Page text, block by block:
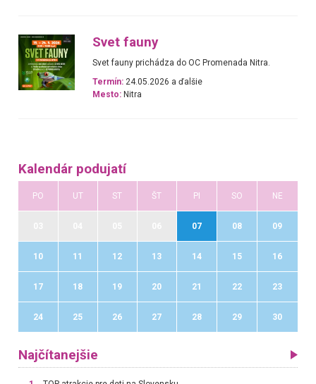
Svet fauny
Svet fauny prichádza do OC Promenada Nitra.
Termín: 24.05.2026 a ďalšie
Mesto: Nitra
Kalendár podujatí
PO UT ST ŠT PI SO NE
07 08 09
10 11 12 13 14 15 16
17 18 19 20 21 22 23
24 25 26 27 28 29 30
Najčítanejšie